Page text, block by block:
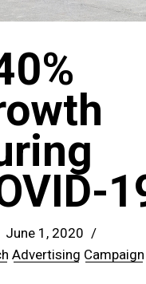
June 1, 2020
Advertising Campaign